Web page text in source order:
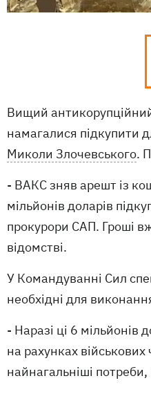
Вищий
намагалися підкупити
Миколи Злочевського.
- ВАКС зняв арешт із
мільйонів доларів
прокурори САП. Гроші
відомстві.
У Командуванні Сил
необхідні для
- Наразі ці 6
на рахунках
найнагальніші